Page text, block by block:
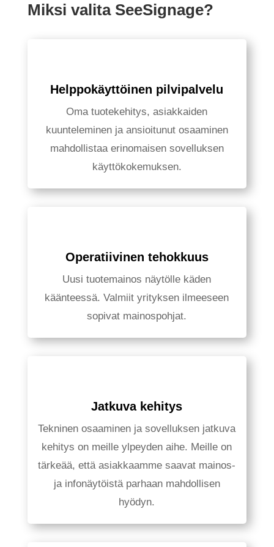
Miksi valita SeeSignage?
Helppokäyttöinen pilvipalvelu
Oma tuotekehitys, asiakkaiden
kuunteleminen ja ansioitunut osaaminen
mahdollistaa erinomaisen sovelluksen
käyttökokemuksen.
Operatiivinen tehokkuus
Uusi tuotemainos näytölle käden
käänteessä. Valmiit yrityksen ilmeeseen
sopivat mainospohjat.
Jatkuva kehitys
Tekninen osaaminen ja sovelluksen jatkuva
kehitys on meille ylpeyden aihe. Meille on
tärkeää, että asiakkaamme saavat mainos-
ja infonäytöistä parhaan mahdollisen
hyödyn.